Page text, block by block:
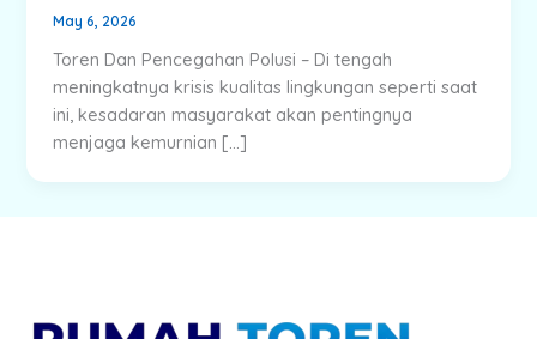
May 6, 2026
Toren Dan Pencegahan Polusi – Di tengah
meningkatnya krisis kualitas lingkungan seperti saat
ini, kesadaran masyarakat akan pentingnya
menjaga kemurnian […]